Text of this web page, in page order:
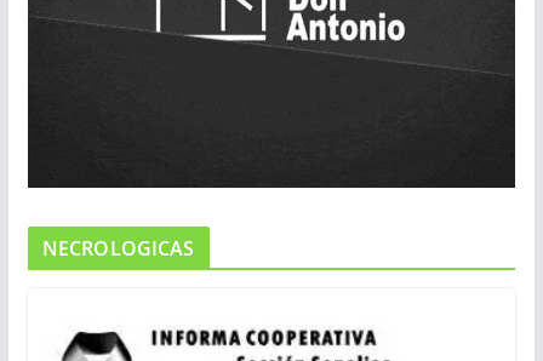
NECROLOGICAS